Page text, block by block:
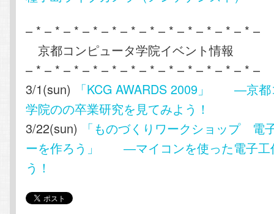
– * – * – * – * – * – * – * – * – * – * – * – * –
京都コンピュータ学院イベント情報
– * – * – * – * – * – * – * – * – * – * – * – * –
3/1(sun)
「KCG AWARDS 2009」 ―京都
学院のの卒業研究を見てみよう！
3/22(sun)
「ものづくりワークショップ 電
ーを作ろう」 ―マイコンを使った電子工
う！